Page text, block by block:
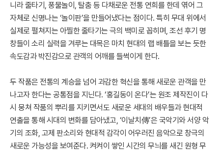
니라 줄타기, 풍물놀이, 탈춤 등 다채로운 전통 연희를 한데 엮어 그
자체로 신명나는 ‘놀이판’을 만들어냈다는 점이다. 특히 무대 위에서
실제로 펼쳐지는 아찔한 줄타기는 극의 백미로 꼽히며, 조선 후기 명
창들이 소리 실력을 겨루는 대목은 마치 현대의 랩 배틀을 보는 듯한
속도감과 박진감으로 관객의 어깨를 들썩이게 한다.
두 작품은 전통의 계승을 넘어 과감한 혁신을 통해 새로운 관객을 만
나고자 한다는 공통점을 지닌다. ‘홍길동이 온다’는 원조 제작진이 다
시 뭉쳐 작품의 뿌리를 지키면서도 새로운 세대의 배우들과 현대적
연출을 통해 시대의 변화를 담아냈고, ‘이날치傳’은 국악기와 서양 악
기의 조화, 고제 판소리와 현대적 감각이 어우러진 음악으로 창극의
새로운 가능성을 보여준다. 켜켜이 쌓인 시간의 무늬를 새긴 원형 무